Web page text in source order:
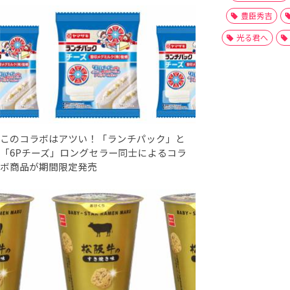
このコラボはアツい！「ランチパック」と
「6Pチーズ」ロングセラー同士によるコラ
ボ商品が期間限定発売
豊臣秀吉
光る君へ